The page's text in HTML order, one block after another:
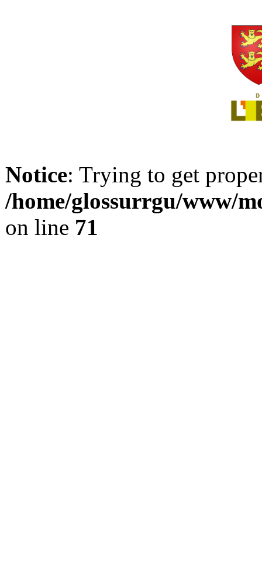
Notice: Trying to get
/home/glossurrgu/www/
on line 71